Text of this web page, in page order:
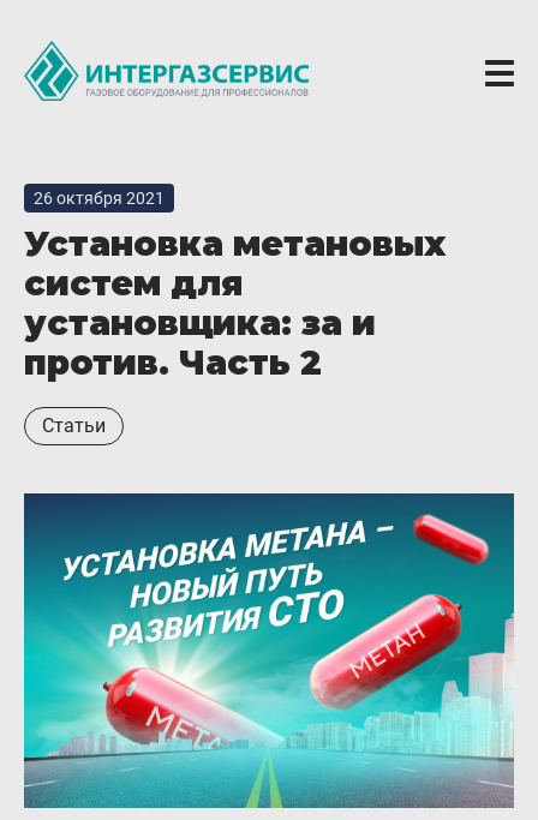
Новости
ГБО Alpha
Вопросы и ответы
Оферта
Гарантия и возврат
Регистрация ГБО в ГИБДД
Обучение
Тех. раздел
Вход для партнёров
Автовладельцам
26 октября 2021
Установка метановых
систем для
установщика: за и
против. Часть 2
Статьи